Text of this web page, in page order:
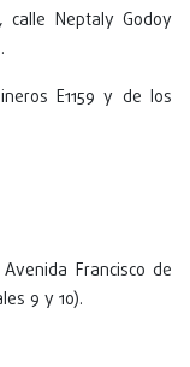
calle Neptaly Godoy
E1159 y de los
Francisco de
9 y 10).